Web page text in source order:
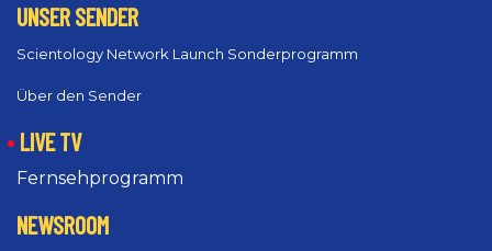
UNSER SENDER
Scientology Network Launch Sonderprogramm
Über den Sender
LIVE TV
Fernsehprogramm
NEWSROOM